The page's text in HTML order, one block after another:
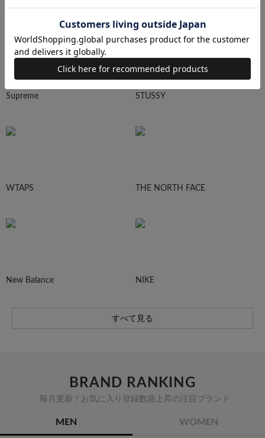
Supreme STUSSY
WTAPS THE NORTH FACE
New Balance NIKE
すべて見る
BRAND RANKING
毎月更新！お気に入り登録数急上昇の注目ブランド
MEN WOMEN